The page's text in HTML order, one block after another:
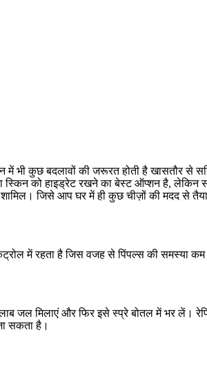
कुछ बदलावों की जरूरत होती है खासतौर से
को हाइड्रेट रखने का बेस्ट ऑप्शन है, लेकिन
जिसे आप घर में ही कुछ चीज़ों की मदद से
में रहता है जिस वजह से पिंपल्स की समस्या कम
जल मिलाएं और फिर इसे स्प्रे बोतल में भर लें।
सकता है।